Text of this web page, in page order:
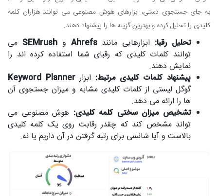
به جای جستجوی دستی، ابزارهای هوش مصنوعی می توانند هزاران کلمه
کلیدی را تحلیل کرده و بهترین گزینه ها را پیشنهاد دهند.
تحلیل رقبا: ابزارهایی مانندAhrefs وSEMrush می
توانند کلمات کلیدی که رقبای شما استفاده کرده اند را
نمایش دهند.
پیشنهاد کلمات کلیدی مرتبط: ابزارKeyword Planner
گوگل لیستی از کلمات کلیدی مشابه و میزان جستجوی آن
ها را ارائه می دهد.
تشخیص میزان سختی کلمه کلیدی: هوش مصنوعی می
تواند مشخص کند که چقدر رقابت روی یک کلمه کلیدی
بالاست و آیا شانسی برای رتبه گرفتن در آن داریم یا نه.